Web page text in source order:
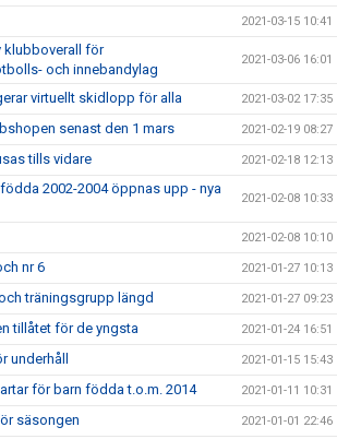
2021-03-15 10:41
klubboverall för
och innebandylag
2021-03-06 16:01
virtuellt skidlopp för alla 2021-03-02 17:35
senast den 1 mars 2021-02-19 08:27
tills vidare 2021-02-18 12:13
2002-2004 öppnas upp - nya
2021-02-08 10:33
2021-02-08 10:10
nr 6 2021-01-27 10:13
träningsgrupp längd 2021-01-27 09:23
tillåtet för de yngsta 2021-01-24 16:51
underhåll 2021-01-15 15:43
för barn födda t.o.m. 2014 2021-01-11 10:31
säsongen 2021-01-01 22:46